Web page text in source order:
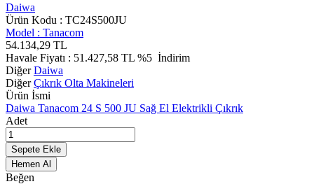
Daiwa
Ürün Kodu : TC24S500JU
Model : Tanacom
54.134,29 TL
Havale Fiyatı : 51.427,58 TL %5 İndirim
DiğerDaiwa
DiğerÇıkrık Olta Makineleri
Ürün İsmi
Daiwa Tanacom 24 S 500 JU Sağ El Elektrikli Çıkrık
Adet
Sepete Ekle
Hemen Al
Beğen